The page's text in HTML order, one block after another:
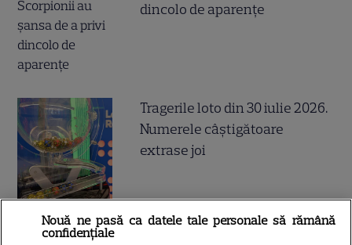
dincolo de aparențe
Tragerile loto din 30 iulie 2026.
Numerele câştigătoare
extrase joi
Nouă ne pasă ca datele tale personale să rămână
confidențiale